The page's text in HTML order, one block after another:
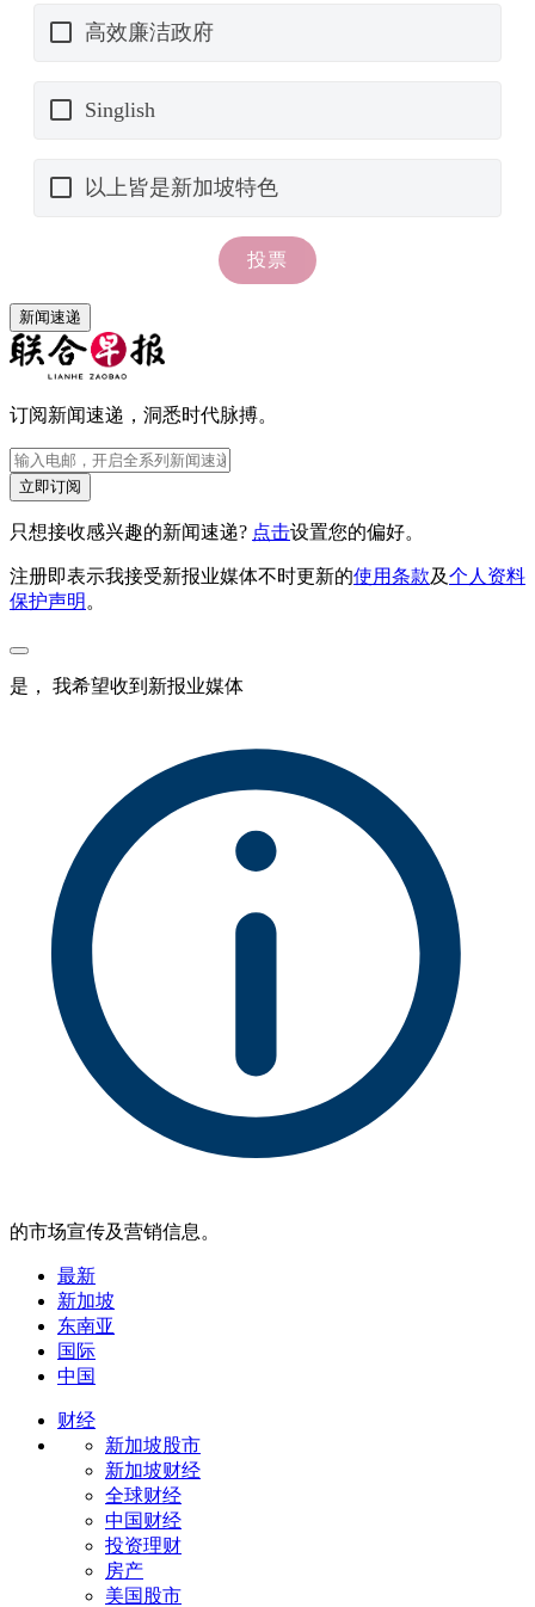
新闻速递
订阅新闻速递，洞悉时代脉搏。
立即订阅
只想接收感兴趣的新闻速递? 点击设置您的偏好。
注册即表示我接受新报业媒体不时更新的使用条款及个人资料
保护声明 。
是， 我希望收到新报业媒体
的市场宣传及营销信息。
最新
新加坡
东南亚
国际
中国
财经
新加坡股市
新加坡财经
全球财经
中国财经
投资理财
房产
美国股市